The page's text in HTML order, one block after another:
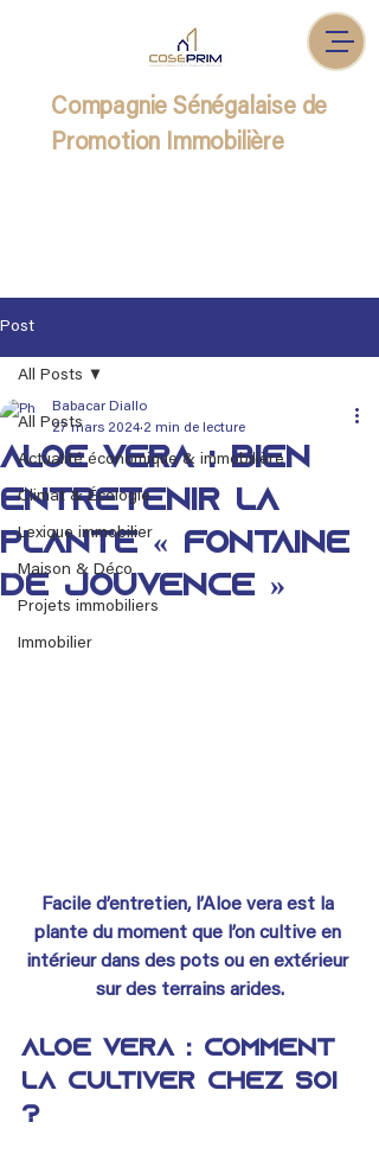
Compagnie Sénégalaise de
Promotion Immobilière
Post
All Posts
Actualité économique & immobilière
Climat & Écologie
Lexique immobilier
Maison & Déco
Projets immobiliers
Immobilier
All Posts
Aloe vera : bien
entretenir la
plante « fontaine
de jouvence »
Babacar Diallo
27 mars 2024 2 min de lecture
Facile d’entretien, l’Aloe vera est la
plante du moment que l’on cultive en
intérieur dans des pots ou en extérieur
sur des terrains arides.
Aloe vera : comment
la cultiver chez soi
?